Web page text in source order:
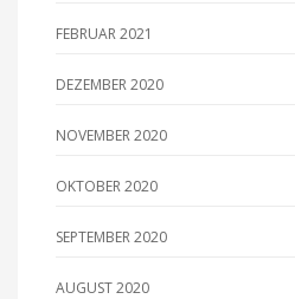
FEBRUAR 2021
DEZEMBER 2020
NOVEMBER 2020
OKTOBER 2020
SEPTEMBER 2020
AUGUST 2020